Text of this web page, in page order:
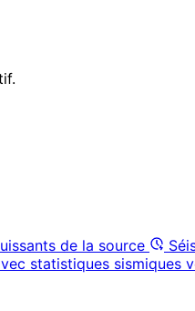
de la source
statistiques sismiques